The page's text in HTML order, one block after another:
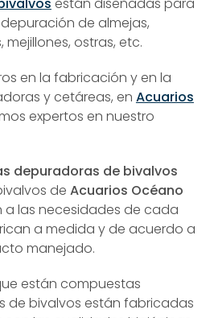
de almejas,
ostras, etc.
en la fabricación y en la
y cetáreas, en Acuarios
expertos en nuestro
depuradoras de bivalvos
de Acuarios Océano
las necesidades de cada
a medida y de acuerdo a
manejado.
están compuestas
de bivalvos están fabricadas